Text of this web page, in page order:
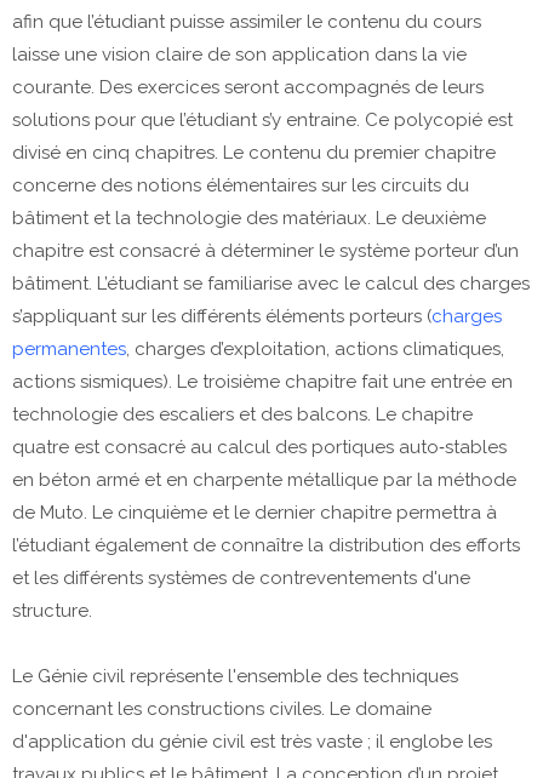
afin que l’étudiant puisse assimiler le contenu du cours
laisse une vision claire de son application dans la vie
courante. Des exercices seront accompagnés de leurs
solutions pour que l’étudiant s’y entraine. Ce polycopié est
divisé en cinq chapitres. Le contenu du premier chapitre
concerne des notions élémentaires sur les circuits du
bâtiment et la technologie des matériaux. Le deuxième
chapitre est consacré à déterminer le système porteur d’un
bâtiment. L’étudiant se familiarise avec le calcul des charges
s’appliquant sur les différents éléments porteurs (charges
permanentes, charges d’exploitation, actions climatiques,
actions sismiques). Le troisième chapitre fait une entrée en
technologie des escaliers et des balcons. Le chapitre
quatre est consacré au calcul des portiques auto‐stables
en béton armé et en charpente métallique par la méthode
de Muto. Le cinquième et le dernier chapitre permettra à
l’étudiant également de connaître la distribution des efforts
et les différents systèmes de contreventements d'une
structure.
Le Génie civil représente l'ensemble des techniques
concernant les constructions civiles. Le domaine
d'application du génie civil est très vaste ; il englobe les